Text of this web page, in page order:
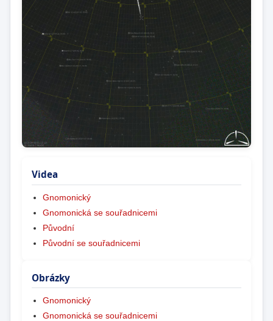
Videa
Gnomonický
Gnomonická se souřadnicemi
Původní
Původní se souřadnicemi
Obrázky
Gnomonický
Gnomonická se souřadnicemi